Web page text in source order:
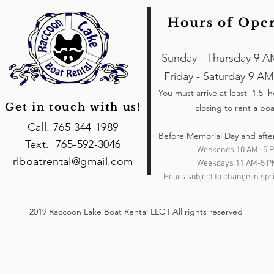
Sunday - Thursday 9
Friday - Saturday 9
You must arrive at least 1.5
closing to rent a
Before Memorial Day and
Weekends 10 AM- 5
Weekdays 11 AM-5
Hours subject to change in
Call. 765-344-1989
Text. 765-592-3046
rlboatrental@gmail.com
Get in touch with us!
Hours of
2019 Raccoon Lake Boat Rental LLC I All rights reserved